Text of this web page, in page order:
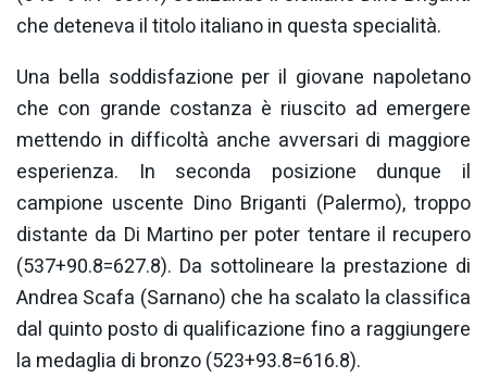
che deteneva il titolo italiano in questa specialità.
Una bella soddisfazione per il giovane napoletano
che con grande costanza è riuscito ad emergere
mettendo in difficoltà anche avversari di maggiore
esperienza. In seconda posizione dunque il
campione uscente Dino Briganti (Palermo), troppo
distante da Di Martino per poter tentare il recupero
(537+90.8=627.8). Da sottolineare la prestazione di
Andrea Scafa (Sarnano) che ha scalato la classifica
dal quinto posto di qualificazione fino a raggiungere
la medaglia di bronzo (523+93.8=616.8).